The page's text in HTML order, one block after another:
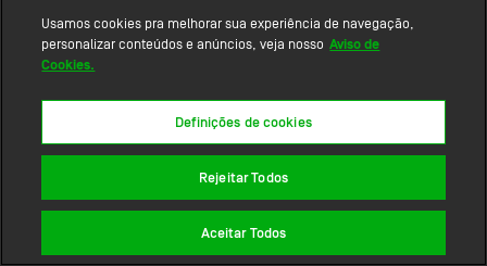
Usamos cookies pra melhorar sua experiência de navegação,
personalizar conteúdos e anúncios, veja nosso Aviso de
Cookies.
Definições de cookies
Rejeitar Todos
Aceitar Todos